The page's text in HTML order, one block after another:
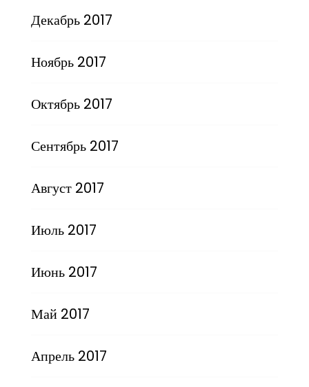
Декабрь 2017
Ноябрь 2017
Октябрь 2017
Сентябрь 2017
Август 2017
Июль 2017
Июнь 2017
Май 2017
Апрель 2017